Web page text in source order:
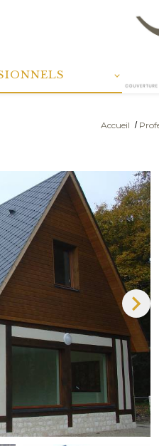
Accueil
Next